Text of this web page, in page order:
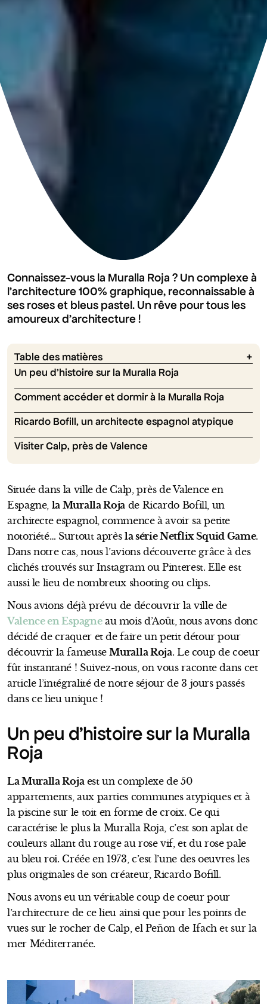
Connaissez-vous la Muralla Roja ? Un complexe à
l'architecture 100% graphique, reconnaissable à
ses roses et bleus pastel. Un rêve pour tous les
amoureux d'architecture !
Table des matières
Un peu d’histoire sur la Muralla Roja
Comment accéder et dormir à la Muralla Roja
Ricardo Bofill, un architecte espagnol atypique
Visiter Calp, près de Valence
Située dans la ville de Calp, près de Valence en
Espagne, la Muralla Roja de Ricardo Bofill, un
architecte espagnol, commence à avoir sa petite
notoriété… Surtout après la série Netflix Squid Game.
Dans notre cas, nous l’avions découverte grâce à des
clichés trouvés sur Instagram ou Pinterest. Elle est
aussi le lieu de nombreux shooting ou clips.
Nous avions déjà prévu de découvrir la ville de
Valence en Espagneau mois d’Août, nous avons donc
décidé de craquer et de faire un petit détour pour
découvrir la fameuseMuralla Roja. Le coup de coeur
fût instantané ! Suivez-nous, on vous raconte dans cet
article l’intégralité de notre séjour de 3 jours passés
dans ce lieu unique !
Un peu d’histoire sur la Muralla
Roja
La Muralla Roja est un complexe de 50
appartements, aux parties communes atypiques et à
la piscine sur le toit en forme de croix. Ce qui
caractérise le plus la Muralla Roja, c’est son aplat de
couleurs allant du rouge au rose vif, et du rose pale
au bleu roi. Créée en 1973, c’est l’une des oeuvres les
plus originales de son créateur, Ricardo Bofill.
Nous avons eu un véritable coup de coeur pour
l’architecture de ce lieu ainsi que pour les points de
vues sur le rocher de Calp, el Peñon de Ifach et sur la
mer Méditerranée.